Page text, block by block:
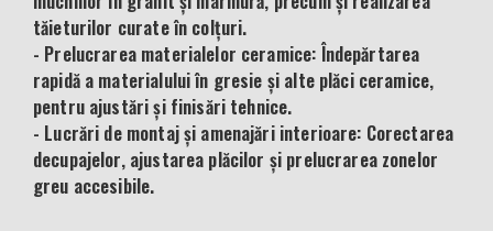
tăieturilor curate în colțuri.
- Prelucrarea materialelor ceramice: Îndepărtarea
rapidă a materialului în gresie și alte plăci ceramice,
pentru ajustări și finisări tehnice.
- Lucrări de montaj și amenajări interioare: Corectarea
decupajelor, ajustarea plăcilor și prelucrarea zonelor
greu accesibile.